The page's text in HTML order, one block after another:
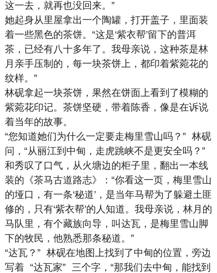
这一去，就再也没回来。”
她起身从里屋拿出一个陶罐，打开盖子，里面装
着一些黑色的茶饼。“这是‘紫衣帮’留下的普洱
茶，已经有八十多年了。我母亲说，这种茶是林
月亲手压制的，每一块茶饼上，都印着紫菀花的
纹样。”
林砚拿起一块茶饼，果然在饼面上看到了模糊的
紫菀花印记。茶饼坚硬，带着陈香，像是在诉说
着当年的故事。
“您知道她们为什么一定要走梅里雪山吗？” 林砚
问，“从丽江到中甸，走虎跳峡不是更安全吗？”
和秀叹了口气，从火塘边的柜子里，翻出一本线
装的《茶马古道路志》：“你看这一页，梅里雪山
的垭口，有一条‘秘道’，是当年马帮为了躲避土匪
修的，只有‘紫衣帮’的人知道。我母亲说，林月的
马队里，有个藏族向导，叫达瓦，是梅里雪山脚
下的牧民，他熟悉那条秘道。”
“达瓦？” 林砚在地图上找到了中甸的位置，旁边
写着 “达瓦家” 三个字，“那我们去中甸，能找到